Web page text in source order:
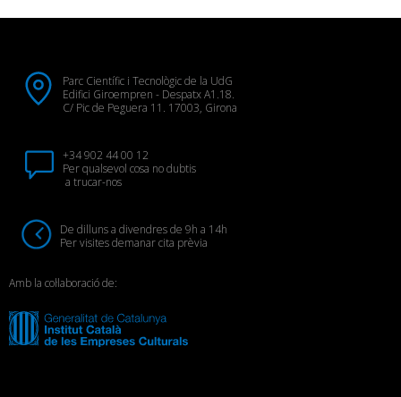
Parc Científic i Tecnològic de la UdG
Edifici Giroempren - Despatx A1.18.
C/ Pic de Peguera 11. 17003, Girona
+34 902 44 00 12
Per qualsevol cosa no dubtis
a trucar-nos
De dilluns a divendres de 9h a 14h
Per visites demanar cita prèvia
Amb la col·laboració de: